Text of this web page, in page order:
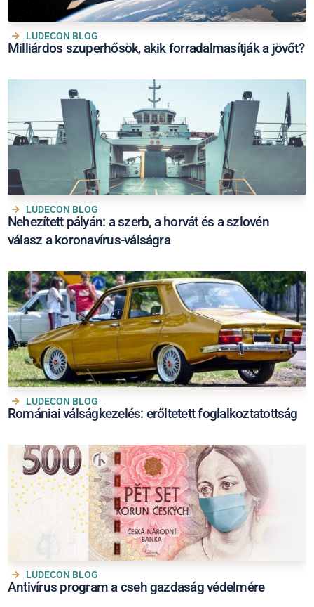
LUDECON BLOG
Milliárdos szuperhősök, akik forradalmasítják a jövőt?
LUDECON BLOG
Nehezített pályán: a szerb, a horvát és a szlovén
válasz a koronavírus-válságra
LUDECON BLOG
Romániai válságkezelés: erőltetett foglalkoztatottság
LUDECON BLOG
Antivírus program a cseh gazdaság védelmére